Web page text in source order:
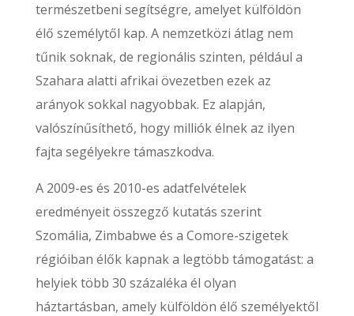
természetbeni segítségre, amelyet külföldön
élő személytől kap. A nemzetközi átlag nem
tűnik soknak, de regionális szinten, például a
Szahara alatti afrikai övezetben ezek az
arányok sokkal nagyobbak. Ez alapján,
valószínűsíthető, hogy milliók élnek az ilyen
fajta segélyekre támaszkodva.
A 2009-es és 2010-es adatfelvételek
eredményeit összegző kutatás szerint
Szomália, Zimbabwe és a Comore-szigetek
régióiban élők kapnak a legtöbb támogatást: a
helyiek több 30 százaléka él olyan
háztartásban, amely külföldön élő személyektől